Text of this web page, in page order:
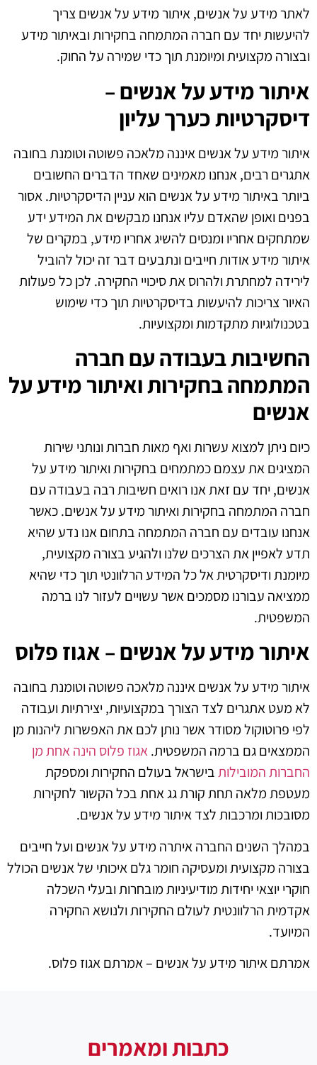
לאתר מידע על אנשים, איתור מידע על אנשים צריך
להיעשות יחד עם חברה המתמחה בחקירות ובאיתור מידע
ובצורה מקצועית ומיומנת תוך כדי שמירה על החוק.
איתור מידע על אנשים –
דיסקרטיות כערך עליון
איתור מידע על אנשים איננה מלאכה פשוטה וטומנת בחובה
אתגרים רבים, אנחנו מאמינים שאחד הדברים החשובים
ביותר באיתור מידע על אנשים הוא עניין הדיסקרטיות. אסור
בפנים ואופן שהאדם עליו אנחנו מבקשים את המידע ידע
שמתחקים אחריו ומנסים להשיג אחריו מידע, במקרים של
איתור מידע אודות חייבים ונתבעים דבר זה יכול להוביל
לירידה למחתרת ולהרוס את סיכויי החקירה. לכן כל פעולות
האיור צריכות להיעשות בדיסקרטיות תוך כדי שימוש
בטכנולוגיות מתקדמות ומקצועיות.
החשיבות בעבודה עם חברה
המתמחה בחקירות ואיתור מידע על
אנשים
כיום ניתן למצוא עשרות ואף מאות חברות ונותני שירות
המציגים את עצמם כמתמחים בחקירות ואיתור מידע על
אנשים, יחד עם זאת אנו רואים חשיבות רבה בעבודה עם
חברה המתמחה בחקירות ואיתור מידע על אנשים. כאשר
אנחנו עובדים עם חברה המתמחה בתחום אנו נדע שהיא
תדע לאפיין את הצרכים שלנו ולהגיע בצורה מקצועית,
מיומנת ודיסקרטית אל כל המידע הרלוונטי תוך כדי שהיא
ממציאה עבורנו מסמכים אשר עשויים לעזור לנו ברמה
המשפטית.
איתור מידע על אנשים – אגוז פלוס
איתור מידע על אנשים איננה מלאכה פשוטה וטומנת בחובה
לא מעט אתגרים לצד הצורך במקצועיות, יצירתיות ועבודה
לפי פרוטוקול מסודר אשר נותן לכם את האפשרות ליהנות מן
הממצאים גם ברמה המשפטית.אגוז פלוס הינה אחת מן
החברות המובילותבישראל בעולם החקירות ומספקת
מעטפת מלאה תחת קורת גג אחת בכל הקשור לחקירות
מסובכות ומרכבות לצד איתור מידע על אנשים.
במהלך השנים החברה איתרה מידע על אנשים ועל חייבים
בצורה מקצועית ומעסיקה חומר גלם איכותי של אנשים הכולל
חוקרי יוצאי יחידות מודיעיניות מובחרות ובעלי השכלה
אקדמית הרלוונטית לעולם החקירות ולנושא החקירה
המיועד.
אמרתם איתור מידע על אנשים – אמרתם אגוז פלוס.
כתבות ומאמרים